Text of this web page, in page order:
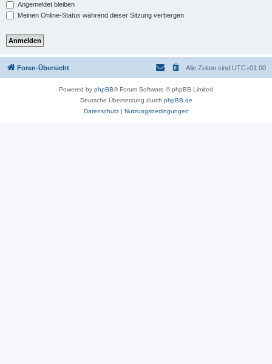
Angemeldet bleiben
Meinen Online-Status während dieser Sitzung verbergen
Foren-Übersicht Alle Zeiten sind UTC+01:00
Powered by phpBB® Forum Software © phpBB Limited
Deutsche Übersetzung durch phpBB.de
Datenschutz| Nutzungsbedingungen